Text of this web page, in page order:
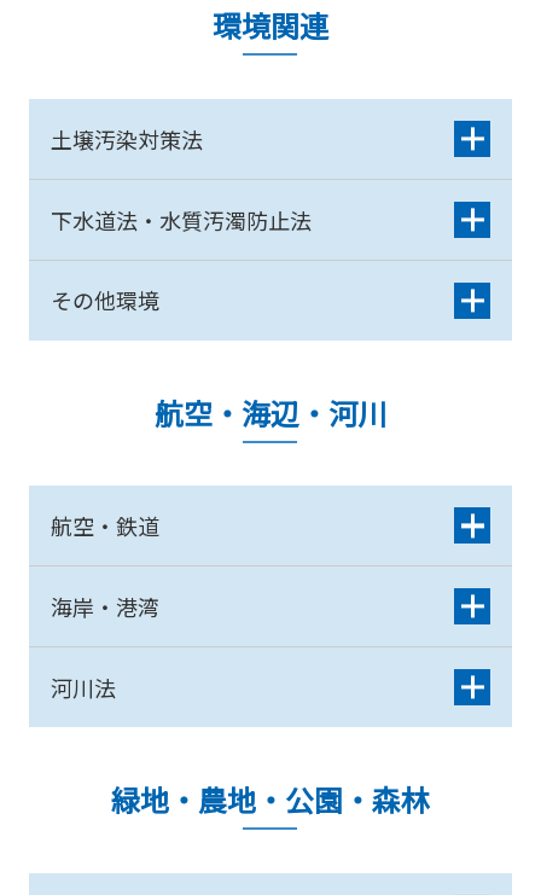
環境関連
土壌汚染対策法
下水道法・水質汚濁防止法
その他環境
航空・海辺・河川
航空・鉄道
海岸・港湾
河川法
緑地・農地・公園・森林